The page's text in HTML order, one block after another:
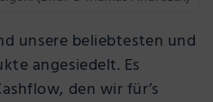
unsere beliebtesten und
angesiedelt. Es
den wir für’s